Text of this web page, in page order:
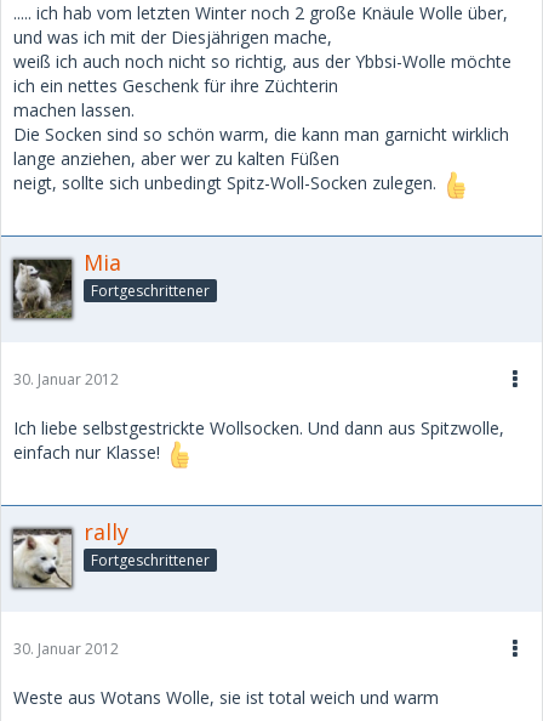
..... ich hab vom letzten Winter noch 2 große Knäule Wolle über,
und was ich mit der Diesjährigen mache,
weiß ich auch noch nicht so richtig, aus der Ybbsi-Wolle möchte
ich ein nettes Geschenk für ihre Züchterin
machen lassen.
Die Socken sind so schön warm, die kann man garnicht wirklich
lange anziehen, aber wer zu kalten Füßen
neigt, sollte sich unbedingt Spitz-Woll-Socken zulegen.
Mia
Fortgeschrittener
30. Januar 2012
Ich liebe selbstgestrickte Wollsocken. Und dann aus Spitzwolle,
einfach nur Klasse!
rally
Fortgeschrittener
30. Januar 2012
Weste aus Wotans Wolle, sie ist total weich und warm